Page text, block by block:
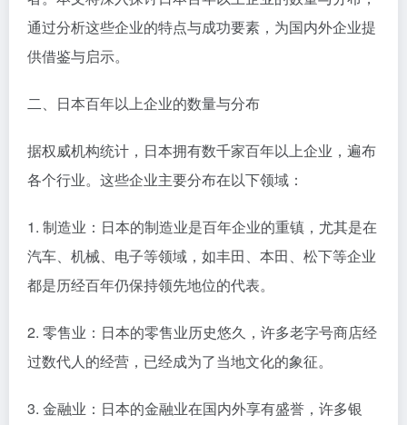
通过分析这些企业的特点与成功要素，为国内外企业提
供借鉴与启示。
二、日本百年以上企业的数量与分布
据权威机构统计，日本拥有数千家百年以上企业，遍布
各个行业。这些企业主要分布在以下领域：
1. 制造业：日本的制造业是百年企业的重镇，尤其是在
汽车、机械、电子等领域，如丰田、本田、松下等企业
都是历经百年仍保持领先地位的代表。
2. 零售业：日本的零售业历史悠久，许多老字号商店经
过数代人的经营，已经成为了当地文化的象征。
3. 金融业：日本的金融业在国内外享有盛誉，许多银